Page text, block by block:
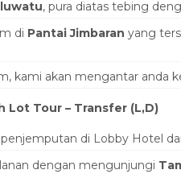
, pura diatas tebing
di Pantai Jimbaran yang
kami akan mengantar anda
Lot Tour – Transfer (L,D)
di Lobby Hotel
dengan mengunjungi